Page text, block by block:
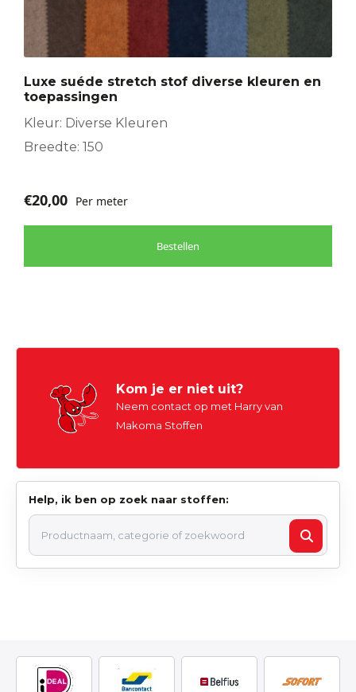
Luxe suéde stretch stof diverse kleuren en
toepassingen
Kleur: Diverse Kleuren
Breedte: 150
€20,00 Per meter
Bestellen
meerdere
variaties.
kan
gekozen
worden
op
Kom je er niet uit?
Neem contact op met Harry van
Makoma Stoffen
Help, ik ben op zoek naar stoffen: